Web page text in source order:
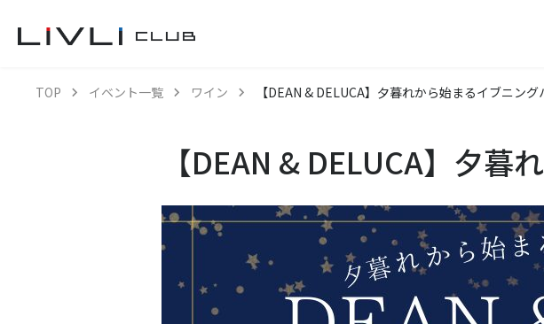
TOP イベント一覧 ワイン 【DEAN & DELUCA】夕暮れから始まるイブニング
【DEAN & DELUCA】夕